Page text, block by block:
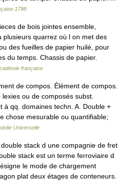
1798
de bois jointes ensemble,
plusieurs quarrez où l on met des
des fueilles de papier huilé, pour
du temps. Chassis de papier.
française
de compos. Élément de compos.
ou de composés subst.
à qq. domaines techn. A. Double +
chose mesurable ou quantifiable;
Universelle
stack d une compagnie de fret
stack est un terme ferroviaire d
le mode de chargement
plat deux étages de conteneurs.